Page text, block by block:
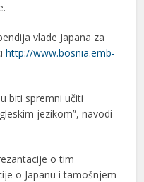
vlade Japana za
http://www.bosnia.emb-
biti spremni učiti
jezikom”, navodi
o tim
o Japanu i tamošnjem